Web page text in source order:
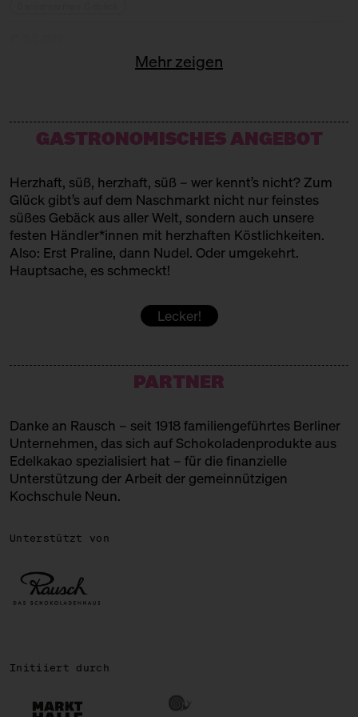
Süße Bühne
mit der süßen Jury + Kolja
Richter
Berliner Schokoriegel
Chinesische Teekuchen
CHIMNEYS
Berliner Baumstriezel
CHURROS MY LOVE
Datteln
GIMME GELATO
Eis
Süßes + Lesenswertes
GOLDMOND BAKERY
Konditorei
KASHTAN & BEST PATISSERIE
Mehr zeigen
GASTRONOMISCHES ANGEBOT
Herzhaft, süß, herzhaft, süß – wer kennt’s nicht? Zum
Glück gibt’s auf dem Naschmarkt nicht nur feinstes
süßes Gebäck aus aller Welt, sondern auch unsere
festen Händler*innen mit herzhaften Köstlichkeiten.
Also: Erst Praline, dann Nudel. Oder umgekehrt.
Hauptsache, es schmeckt!
Lecker!
PARTNER
Danke an Rausch – seit 1918 familiengeführtes Berliner
Unternehmen, das sich auf Schokoladenprodukte aus
Edelkakao spezialisiert hat – für die finanzielle
Unterstützung der Arbeit der gemeinnützigen
Kochschule Neun.
Unterstützt von
Initiiert durch